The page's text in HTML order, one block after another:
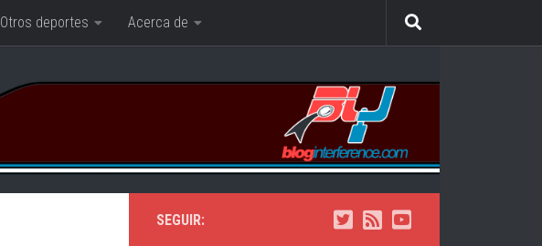
Otros deportes Acerca de
SEGUIR: